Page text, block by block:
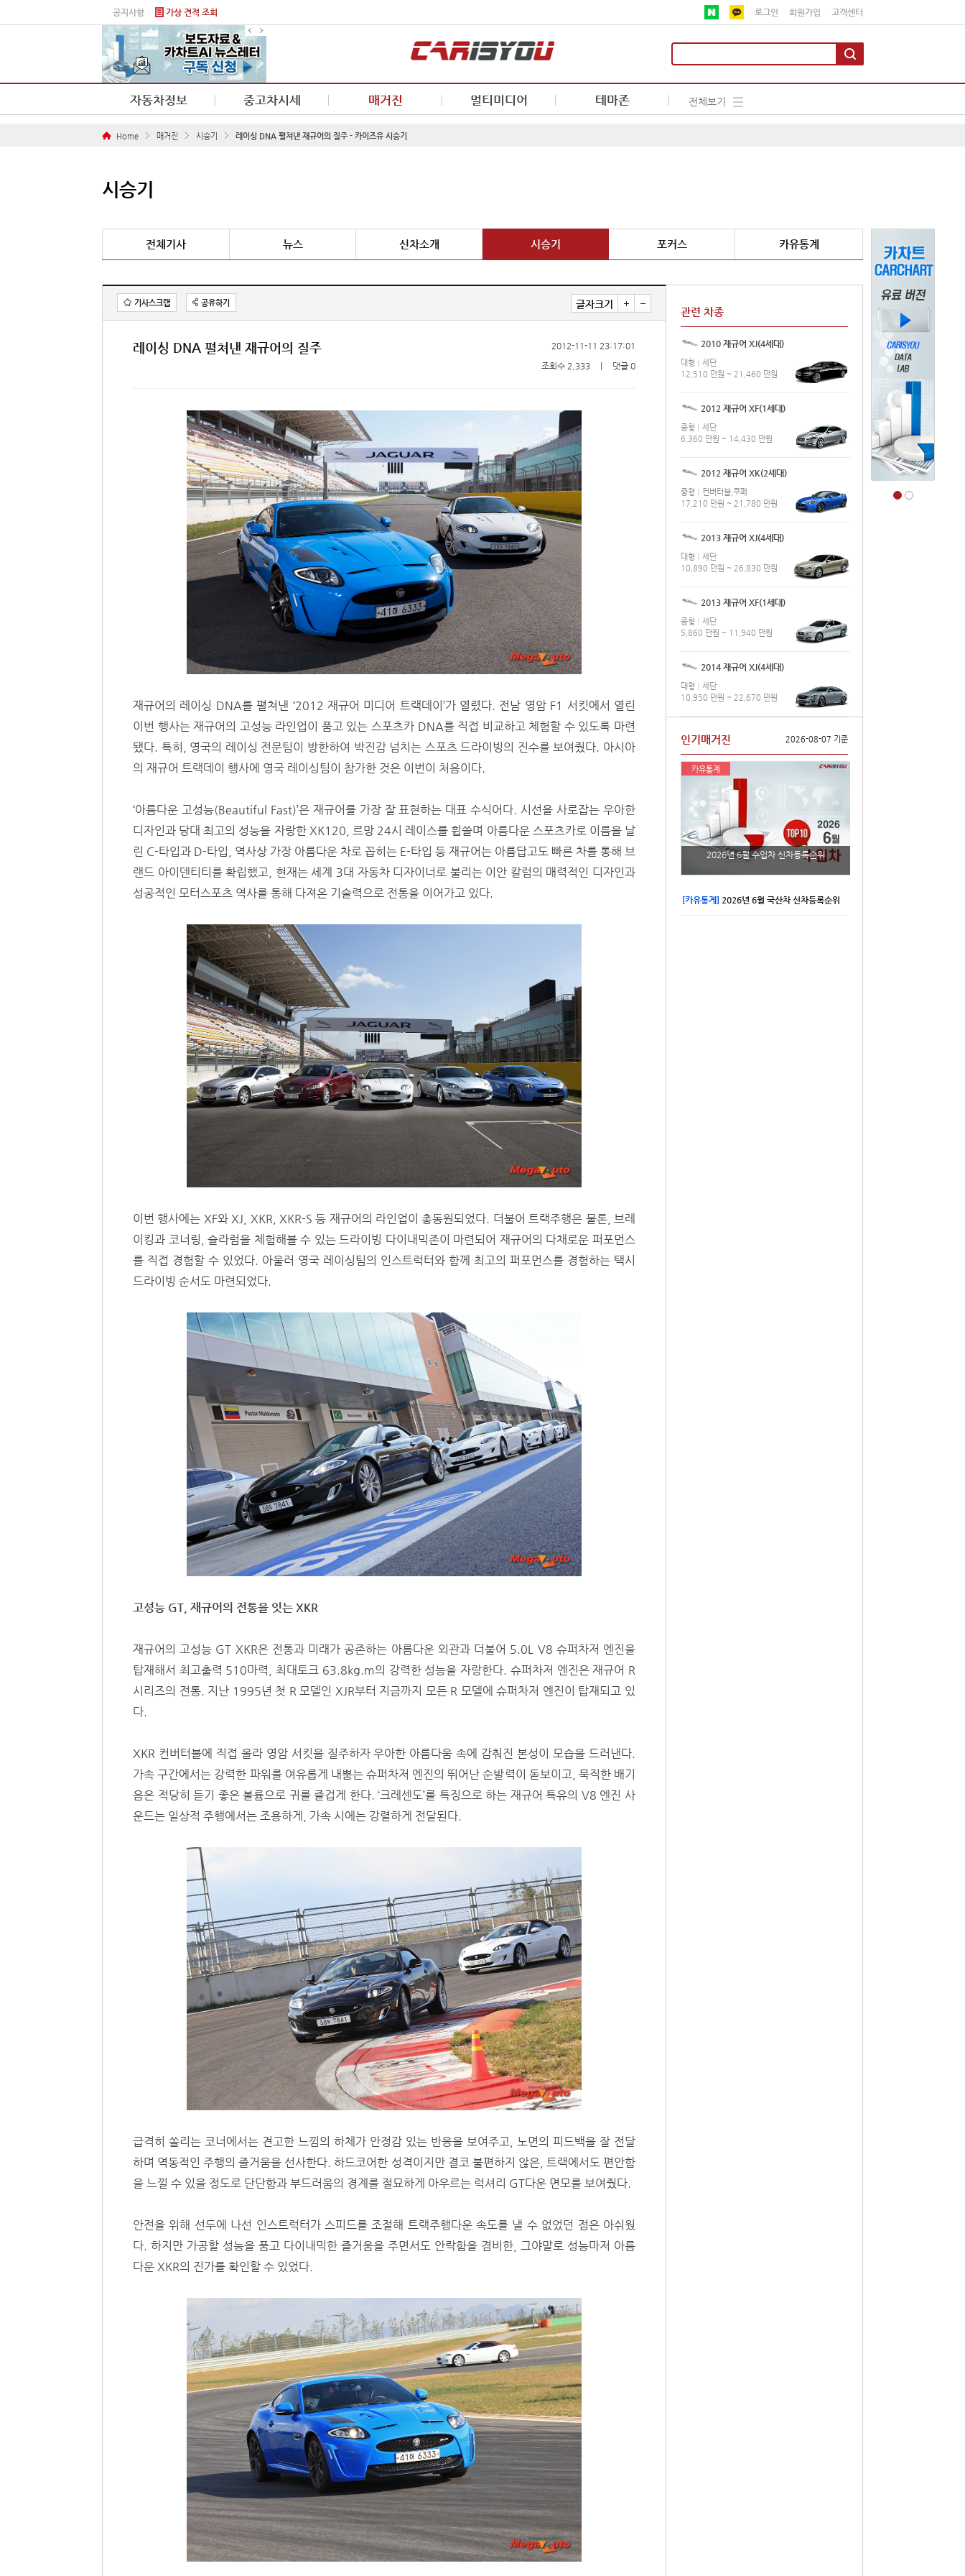
공지사항 가상 견적 조회 로그인 회원가입 고객센터
자동차정보 중고차시세 매거진 멀티미디어 테마존 전체보기
Home 매거진 시승기 레이싱 DNA 펼쳐낸 재규어의 질주 - 카이즈유 시승기
시승기
전체기사 뉴스 신차소개 시승기 포커스 카유통계
기사스크랩 공유하기 글자크기
레이싱 DNA 펼쳐낸 재규어의 질주
2012-11-11 23:17:01
조회수 2,333
댓글 0
재규어의 레이싱 DNA를 펼쳐낸 ‘2012 재규어 미디어 트랙데이’가 열렸다. 전남 영암 F1 서킷에서 열린
이번 행사는 재규어의 고성능 라인업이 품고 있는 스포츠카 DNA를 직접 비교하고 체험할 수 있도록 마련
됐다. 특히, 영국의 레이싱 전문팀이 방한하여 박진감 넘치는 스포츠 드라이빙의 진수를 보여줬다. 아시아
의 재규어 트랙데이 행사에 영국 레이싱팀이 참가한 것은 이번이 처음이다.
‘아름다운 고성능(Beautiful Fast)’은 재규어를 가장 잘 표현하는 대표 수식어다. 시선을 사로잡는 우아한
디자인과 당대 최고의 성능을 자랑한 XK120, 르망 24시 레이스를 휩쓸며 아름다운 스포츠카로 이름을 날
린 C-타입과 D-타입, 역사상 가장 아름다운 차로 꼽히는 E-타입 등 재규어는 아름답고도 빠른 차를 통해 브
랜드 아이덴티티를 확립했고, 현재는 세계 3대 자동차 디자이너로 불리는 이안 칼럼의 매력적인 디자인과
성공적인 모터스포츠 역사를 통해 다져온 기술력으로 전통을 이어가고 있다.
이번 행사에는 XF와 XJ, XKR, XKR-S 등 재규어의 라인업이 총동원되었다. 더불어 트랙주행은 물론, 브레
이킹과 코너링, 슬라럼을 체험해볼 수 있는 드라이빙 다이내믹존이 마련되어 재규어의 다채로운 퍼포먼스
를 직접 경험할 수 있었다. 아울러 영국 레이싱팀의 인스트럭터와 함께 최고의 퍼포먼스를 경험하는 택시
드라이빙 순서도 마련되었다.
고성능 GT, 재규어의 전통을 잇는 XKR
재규어의 고성능 GT XKR은 전통과 미래가 공존하는 아름다운 외관과 더불어 5.0L V8 슈퍼차저 엔진을
탑재해서 최고출력 510마력, 최대토크 63.8kg.m의 강력한 성능을 자랑한다. 슈퍼차저 엔진은 재규어 R
시리즈의 전통. 지난 1995년 첫 R 모델인 XJR부터 지금까지 모든 R 모델에 슈퍼차저 엔진이 탑재되고 있
다.
XKR 컨버터블에 직접 올라 영암 서킷을 질주하자 우아한 아름다움 속에 감춰진 본성이 모습을 드러낸다.
가속 구간에서는 강력한 파워를 여유롭게 내뿜는 슈퍼차저 엔진의 뛰어난 순발력이 돋보이고, 묵직한 배기
음은 적당히 듣기 좋은 볼륨으로 귀를 즐겁게 한다. ‘크레센도’를 특징으로 하는 재규어 특유의 V8 엔진 사
운드는 일상적 주행에서는 조용하게, 가속 시에는 강렬하게 전달된다.
급격히 쏠리는 코너에서는 견고한 느낌의 하체가 안정감 있는 반응을 보여주고, 노면의 피드백을 잘 전달
하며 역동적인 주행의 즐거움을 선사한다. 하드코어한 성격이지만 결코 불편하지 않은, 트랙에서도 편안함
을 느낄 수 있을 정도로 단단함과 부드러움의 경계를 절묘하게 아우르는 럭셔리 GT다운 면모를 보여줬다.
안전을 위해 선두에 나선 인스트럭터가 스피드를 조절해 트랙주행다운 속도를 낼 수 없었던 점은 아쉬웠
다. 하지만 가공할 성능을 품고 다이내믹한 즐거움을 주면서도 안락함을 겸비한, 그야말로 성능마저 아름
다운 XKR의 진가를 확인할 수 있었다.
관련 차종
2010 재규어 XJ(4세대)
대형
세단
12,510 만원 ~ 21,460 만원
2012 재규어 XF(1세대)
중형
세단
6,360 만원 ~ 14,430 만원
2012 재규어 XK(2세대)
중형
컨버터블,쿠페
17,210 만원 ~ 21,780 만원
2013 재규어 XJ(4세대)
대형
세단
10,890 만원 ~ 26,830 만원
2013 재규어 XF(1세대)
중형
세단
5,860 만원 ~ 11,940 만원
2014 재규어 XJ(4세대)
대형
세단
10,950 만원 ~ 22,670 만원
인기매거진 2026-08-07 기준
2026년 6월 수입차 신차등록순위
카유통계
[카유통계] 2026년 6월 국산차 신차등록순위